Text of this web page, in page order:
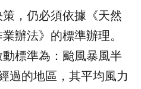
，仍必須依據《天然
辦法》的標準辦理。
標準為：颱風暴風半
過的地區，其平均風力